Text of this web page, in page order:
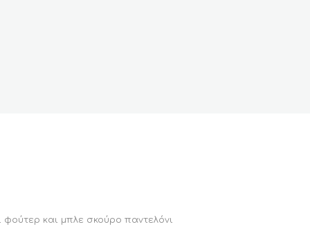
και μπλε σκούρο παντελόνι